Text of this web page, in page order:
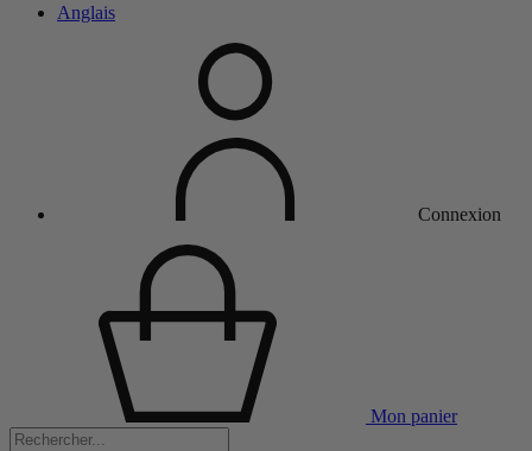
Anglais
Connexion
Mon panier